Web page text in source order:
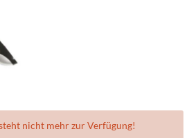
nicht mehr zur Verfügung!